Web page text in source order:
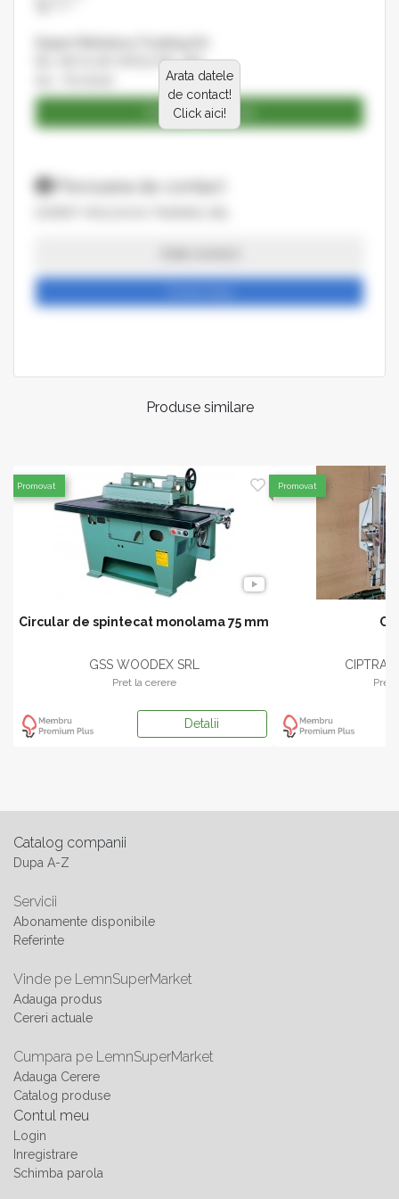
Toate detaliile sunt disponibile aici
- https://www.ebernardo.ro/fierastrau-circular-de-
formatizat-bernardo-topcut-3200-er.html
Arata datele
de contact!
Click aici!
Blv. NICOLAE IORGA NR. 38A
Catalog produse
Persoana de contact
Produse similare
Circular de spintecat monolama 75 mm
GSS WOODEX SRL
Pret la cerere
Detalii
Promovat
Pret
Promovat
Catalog companii
Dupa A-Z
Servicii
Abonamente disponibile
Referinte
Vinde pe LemnSuperMarket
Adauga produs
Cereri actuale
Cumpara pe LemnSuperMarket
Adauga Cerere
Catalog produse
Contul meu
Login
Inregistrare
Schimba parola